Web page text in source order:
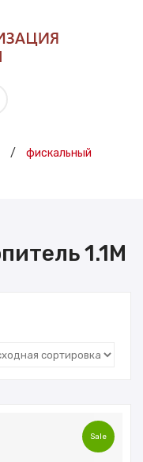
/
фискальный
1.1М
Sale